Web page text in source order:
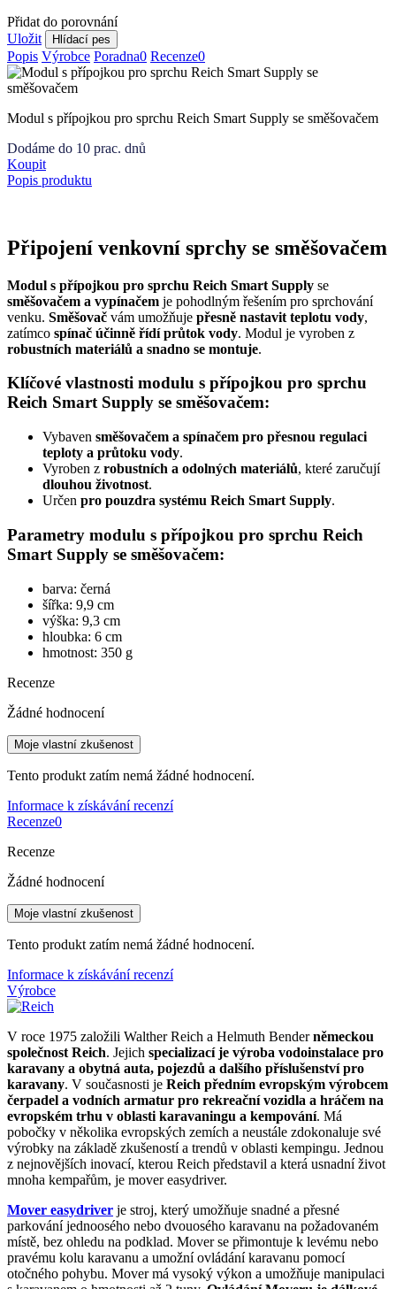
Přidat do porovnání
Uložit
Hlídací pes
Popis Výrobce Poradna0 Recenze0
Modul s přípojkou pro sprchu Reich Smart Supply se směšovačem
Dodáme do 10 prac. dnů
Koupit
Popis produktu
Připojení venkovní sprchy se směšovačem
Modul s přípojkou pro sprchu Reich Smart Supply se
směšovačem a vypínačem je pohodlným řešením pro sprchování
venku. Směšovač vám umožňuje přesně nastavit teplotu vody,
zatímco spínač účinně řídí průtok vody. Modul je vyroben z
robustních materiálů a snadno se montuje.
Klíčové vlastnosti modulu s přípojkou pro sprchu
Reich Smart Supply se směšovačem:
Vybaven směšovačem a spínačem pro přesnou regulaci
teploty a průtoku vody.
Vyroben z robustních a odolných materiálů, které zaručují
dlouhou životnost.
Určen pro pouzdra systému Reich Smart Supply.
Parametry modulu s přípojkou pro sprchu Reich
Smart Supply se směšovačem:
barva: černá
šířka: 9,9 cm
výška: 9,3 cm
hloubka: 6 cm
hmotnost: 350 g
Recenze
Žádné hodnocení
Moje vlastní zkušenost
Tento produkt zatím nemá žádné hodnocení.
Informace k získávání recenzí
Recenze0
Recenze
Žádné hodnocení
Moje vlastní zkušenost
Tento produkt zatím nemá žádné hodnocení.
Informace k získávání recenzí
Výrobce
V roce 1975 založili Walther Reich a Helmuth Benderněmeckou
společnost Reich. Jejich specializací je výroba vodoinstalace pro
karavany a obytná auta, pojezdů a dalšího příslušenství pro
karavany. V současnosti je Reich předním evropským výrobcem
čerpadel a vodních armatur pro rekreační vozidla a hráčem na
evropském trhu v oblasti karavaningu a kempování. Má
pobočky v několika evropských zemích a neustále zdokonaluje své
výrobky na základě zkušeností a trendů v oblasti kempingu. Jednou
z nejnovějších inovací, kterou Reich představil a která usnadní život
mnoha kempařům, je mover easydriver.
Mover easydriver je stroj, který umožňuje snadné a přesné
parkování jednoosého nebo dvouosého karavanu na požadovaném
místě, bez ohledu na podklad. Mover se přimontuje k levému nebo
pravému kolu karavanu a umožní ovládání karavanu pomocí
otočného pohybu. Mover má vysoký výkon a umožňuje manipulaci